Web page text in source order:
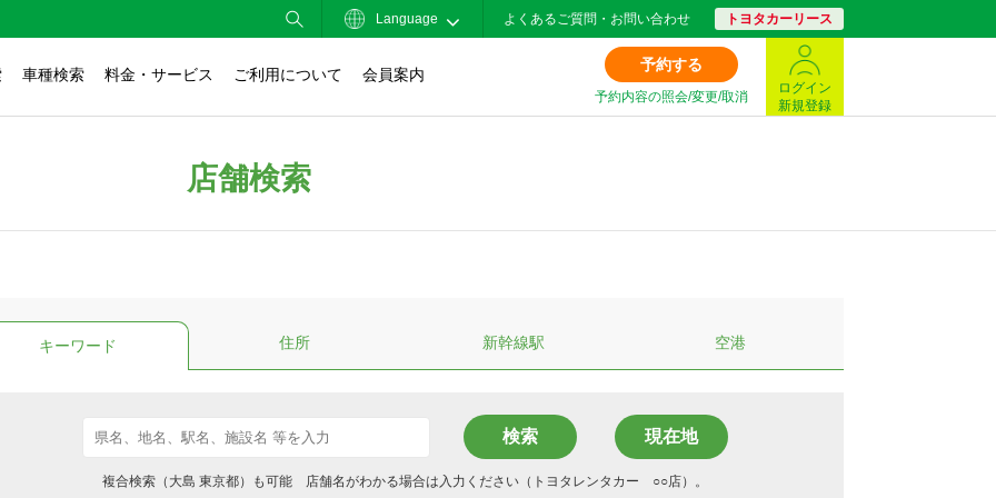
Language よくあるご質問・お問い合わせ トヨタカーリース
車種検索 料金・サービス ご利用について 会員案内
予約する
予約内容の照会/変更/取消
ログイン
新規登録
店舗検索
キーワード 住所 新幹線駅 空港
検索
複合検索（大島 東京都）も可能 店舗名がわかる場合は入力ください（トヨタレンタカー ○○店）。